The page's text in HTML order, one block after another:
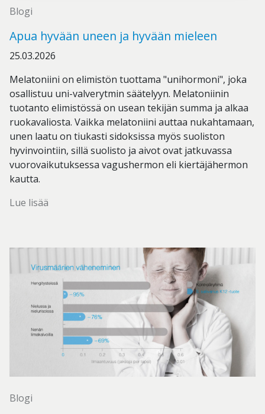
Blogi
Apua hyvään uneen ja hyvään mieleen
25.03.2026
Melatoniini on elimistön tuottama "unihormoni", joka
osallistuu uni-valverytmin säätelyyn. Melatoniinin
tuotanto elimistössä on usean tekijän summa ja alkaa
ruokavaliosta. Vaikka melatoniini auttaa nukahtamaan,
unen laatu on tiukasti sidoksissa myös suoliston
hyvinvointiin, sillä suolisto ja aivot ovat jatkuvassa
vuorovaikutuksessa vagushermon eli kiertäjähermon
kautta.
Lue lisää
Blogi